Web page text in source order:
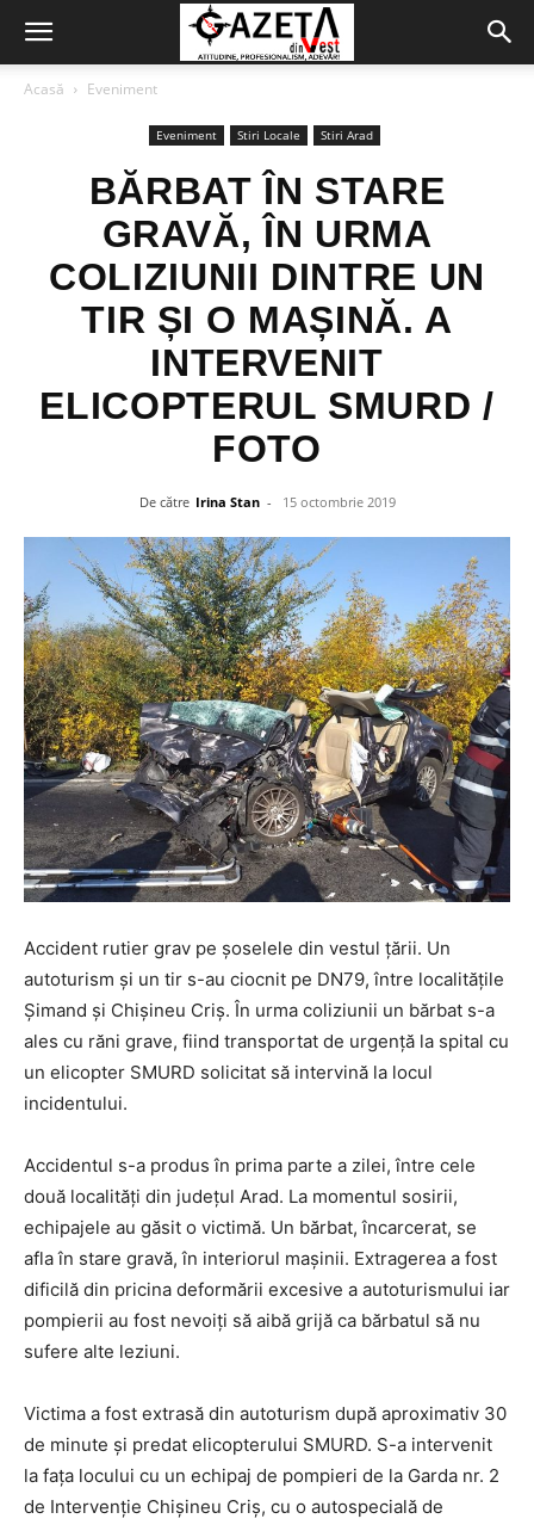
Acasă Eveniment
Eveniment Stiri Locale Stiri Arad
BĂRBAT ÎN STARE
GRAVĂ, ÎN URMA
COLIZIUNII DINTRE UN
TIR ȘI O MAȘINĂ. A
INTERVENIT
ELICOPTERUL SMURD /
FOTO
De către Irina Stan - 15 octombrie 2019
Accident rutier grav pe șoselele din vestul țării. Un
autoturism și un tir s-au ciocnit pe DN79, între localitățile
Șimand și Chișineu Criș. În urma coliziunii un bărbat s-a
ales cu răni grave, fiind transportat de urgență la spital cu
un elicopter SMURD solicitat să intervină la locul
incidentului.
Accidentul s-a produs în prima parte a zilei, între cele
două localități din județul Arad. La momentul sosirii,
echipajele au găsit o victimă. Un bărbat, încarcerat, se
afla în stare gravă, în interiorul mașinii. Extragerea a fost
dificilă din pricina deformării excesive a autoturismului iar
pompierii au fost nevoiți să aibă grijă ca bărbatul să nu
sufere alte leziuni.
Victima a fost extrasă din autoturism după aproximativ 30
de minute și predat elicopterului SMURD. S-a intervenit
la fața locului cu un echipaj de pompieri de la Garda nr. 2
de Intervenție Chișineu Criș, cu o autospecială de